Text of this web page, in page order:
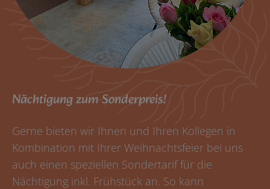
Nächtigung zum Sonderpreis!
Gerne bieten wir Ihnen und Ihren Kollegen in
Kombination mit Ihrer Weihnachtsfeier bei uns
auch einen speziellen Sondertarif für die
Nächtigung inkl. Frühstück an. So kann